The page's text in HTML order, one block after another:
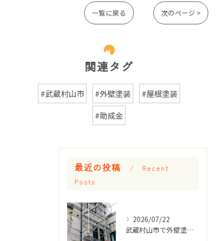
一覧に戻る 次のページ >
関連タグ
#武蔵村山市 #外壁塗装
#屋根塗装
#助成金
最近の投稿
Recent
Posts
2026/07/22
武蔵村山市で外壁塗装をするなら屋根も確認！ 同時にメンテナンスするメリットとは？